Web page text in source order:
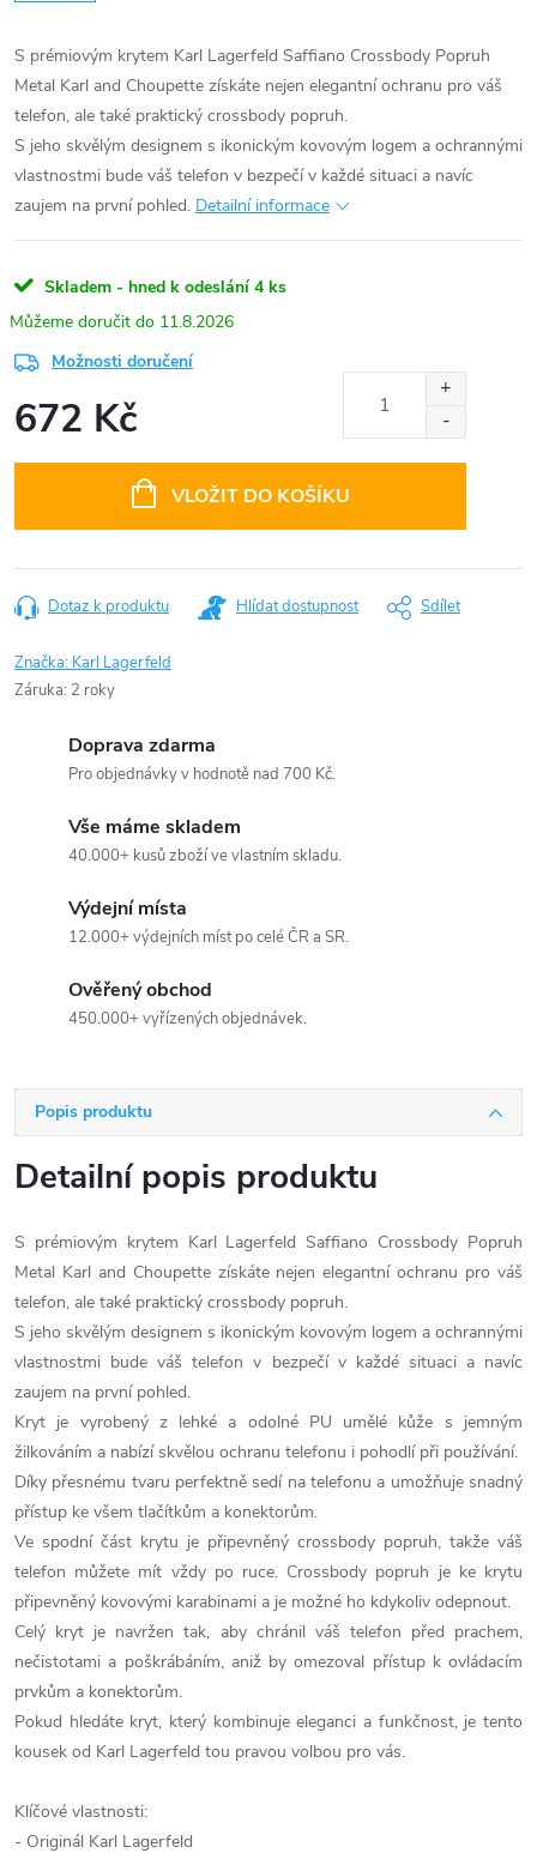
S prémiovým krytem Karl Lagerfeld Saffiano Crossbody Popruh
Metal Karl and Choupette získáte nejen elegantní ochranu pro váš
telefon, ale také praktický crossbody popruh.
S jeho skvělým designem s ikonickým kovovým logem a ochrannými
vlastnostmi bude váš telefon v bezpečí v každé situaci a navíc
zaujem na první pohled. Detailní informace
Skladem - hned k odeslání 4 ks
11.8.2026
Možnosti doručení
672 Kč
VLOŽIT DO KOŠÍKU
Dotaz k produktu Hlídat dostupnost Sdílet
Značka: Karl Lagerfeld
Záruka: 2 roky
Doprava zdarma
Pro objednávky v hodnotě nad 700 Kč.
Vše máme skladem
40.000+ kusů zboží ve vlastním skladu.
Výdejní místa
12.000+ výdejních míst po celé ČR a SR.
Ověřený obchod
450.000+ vyřízených objednávek.
Popis produktu
Detailní popis produktu
S prémiovým krytem Karl Lagerfeld Saffiano Crossbody Popruh
Metal Karl and Choupette získáte nejen elegantní ochranu pro váš
telefon, ale také praktický crossbody popruh.
S jeho skvělým designem s ikonickým kovovým logem a ochrannými
vlastnostmi bude váš telefon v bezpečí v každé situaci a navíc
zaujem na první pohled.
Kryt je vyrobený z lehké a odolné PU umělé kůže s jemným
žilkováním a nabízí skvělou ochranu telefonu i pohodlí při používání.
Díky přesnému tvaru perfektně sedí na telefonu a umožňuje snadný
přístup ke všem tlačítkům a konektorům.
Ve spodní část krytu je připevněný crossbody popruh, takže váš
telefon můžete mít vždy po ruce. Crossbody popruh je ke krytu
připevněný kovovými karabinami a je možné ho kdykoliv odepnout.
Celý kryt je navržen tak, aby chránil váš telefon před prachem,
nečistotami a poškrábáním, aniž by omezoval přístup k ovládacím
prvkům a konektorům.
Pokud hledáte kryt, který kombinuje eleganci a funkčnost, je tento
kousek od Karl Lagerfeld tou pravou volbou pro vás.
Klíčové vlastnosti:
- Originál Karl Lagerfeld